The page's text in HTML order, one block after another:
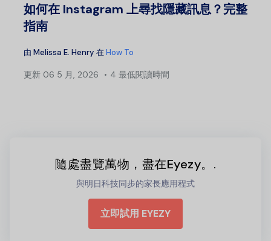
如何在 Instagram 上尋找隱藏訊息？完整
指南
由 Melissa E. Henry 在How To
更新 06 5 月, 2026 4 最低閱讀時間
隨處盡覽萬物，盡在Eyezy。.
與明日科技同步的家長應用程式
立即試用 EYEZY